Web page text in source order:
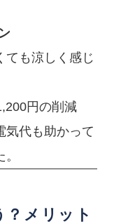
ても涼しく感じ
円の削減
気代も助かって
？メリット